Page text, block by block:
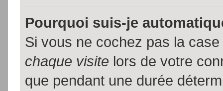
Pourquoi suis-je
Si vous ne cochez pas la case
chaque visite lors de votre
que pendant une durée